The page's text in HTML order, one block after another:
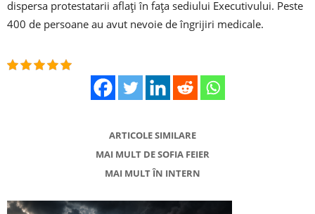
dispersa protestatarii aflaţi în faţa sediului Executivului. Peste
400 de persoane au avut nevoie de îngrijiri medicale.
ARTICOLE SIMILARE
MAI MULT DE SOFIA FEIER
MAI MULT ÎN INTERN